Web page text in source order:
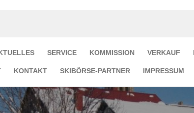
SERVICE KOMMISSION VERKAUF
KONTAKT SKIBÖRSE-PARTNER IMPRESSUM